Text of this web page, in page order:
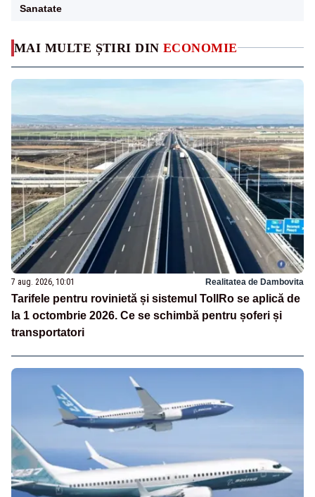
MAI MULTE ȘTIRI DIN ECONOMIE
7 aug. 2026, 10:01 Realitatea de Dambovita
Tarifele pentru rovinietă și sistemul TollRo se aplică de
la 1 octombrie 2026. Ce se schimbă pentru șoferi și
transportatori
Sanatate